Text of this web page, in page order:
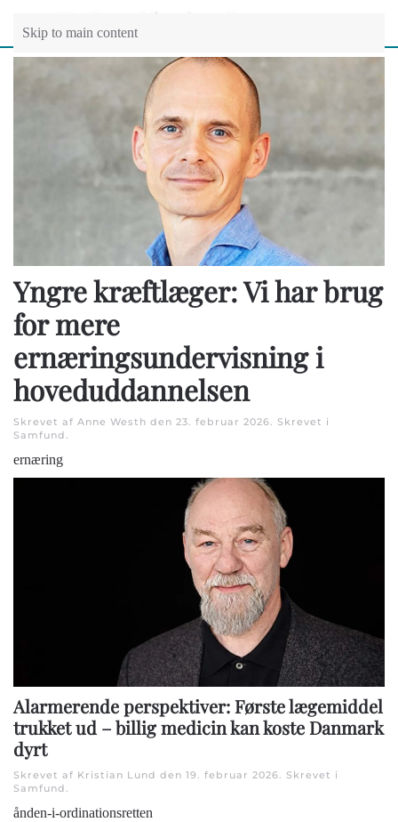
Skip to main content
Yngre kræftlæger: Vi har brug
for mere
ernæringsundervisning i
hoveduddannelsen
Skrevet af Anne Westh den 23. februar 2026. Skrevet i
Samfund.
ernæring
Alarmerende perspektiver: Første lægemiddel
trukket ud – billig medicin kan koste Danmark
dyrt
Skrevet af Kristian Lund den 19. februar 2026. Skrevet i
Samfund.
ånden-i-ordinationsretten